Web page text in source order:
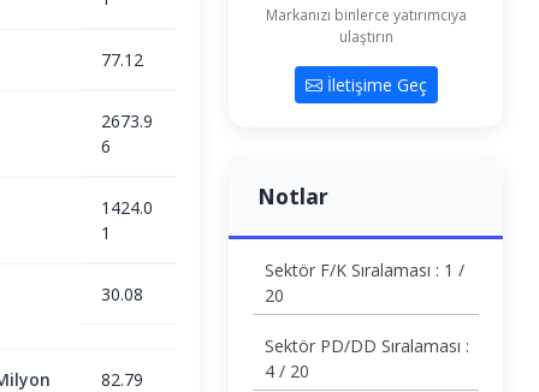
77.12
2673.9
6
1424.0
1
30.08
82.79
Markanızı binlerce yatırımcıya
ulaştırın
İletişime Geç
Notlar
Sektör F/K Sıralaması : 1 /
20
Sektör PD/DD Sıralaması :
4 / 20